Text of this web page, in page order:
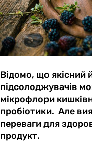
Відомо, що якісний
підсолоджувачів
мікрофлори
пробіотики. Але
переваги для
продукт.